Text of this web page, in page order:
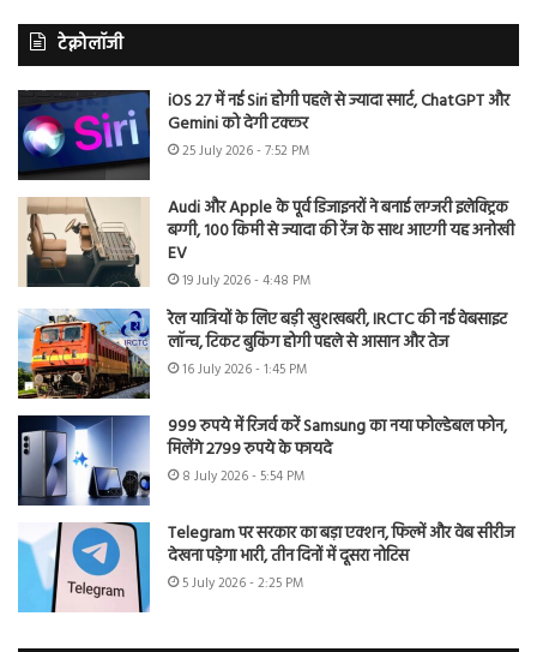
टेक्नोलॉजी
iOS 27 में नई Siri होगी पहले से ज्यादा स्मार्ट, ChatGPT और
Gemini को देगी टक्कर
25 July 2026 - 7:52 PM
Audi और Apple के पूर्व डिजाइनरों ने बनाई लग्जरी इलेक्ट्रिक
बग्गी, 100 किमी से ज्यादा की रेंज के साथ आएगी यह अनोखी
EV
19 July 2026 - 4:48 PM
रेल यात्रियों के लिए बड़ी खुशखबरी, IRCTC की नई वेबसाइट
लॉन्च, टिकट बुकिंग होगी पहले से आसान और तेज
16 July 2026 - 1:45 PM
999 रुपये में रिजर्व करें Samsung का नया फोल्डेबल फोन,
मिलेंगे 2799 रुपये के फायदे
8 July 2026 - 5:54 PM
Telegram पर सरकार का बड़ा एक्शन, फिल्में और वेब सीरीज
देखना पड़ेगा भारी, तीन दिनों में दूसरा नोटिस
5 July 2026 - 2:25 PM